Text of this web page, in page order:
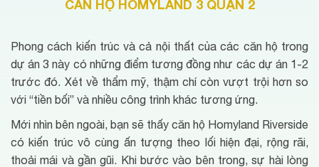
CĂN HỘ HOMYLAND 3 QUẬN 2
Phong cách kiến trúc và cả nội thất của các căn hộ trong
dự án 3 này có những điểm tương đồng như các dự án 1-2
trước đó. Xét về thẩm mỹ, thậm chí còn vượt trội hơn so
với “tiền bối” và nhiều công trình khác tương ứng.
Mới nhìn bên ngoài, bạn sẽ thấy căn hộ Homyland Riverside
có kiến trúc vô cùng ấn tượng theo lối hiện đại, rộng rãi,
thoải mái và gần gũi. Khi bước vào bên trong, sự hài lòng